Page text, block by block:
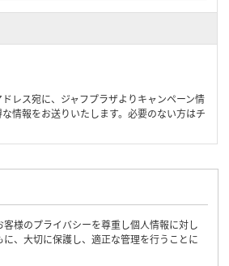
レス宛に、ジャフプラザよりキャンペーン情
情報をお送りいたします。必要のない方はチ
様のプライバシーを尊重し個人情報に対し
、大切に保護し、適正な管理を行うことに